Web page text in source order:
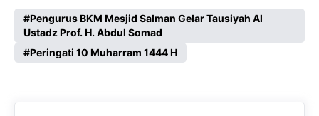
c
e
b
a
t
s
l
e
g
s
s
e
Pengurus BKM Mesjid Salman Gelar Tausiyah Al
Ustadz Prof. H. Abdul Somad
Peringati 10 Muharram 1444 H